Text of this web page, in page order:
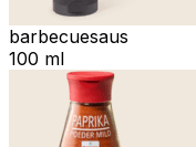
barbecuesaus
100 ml